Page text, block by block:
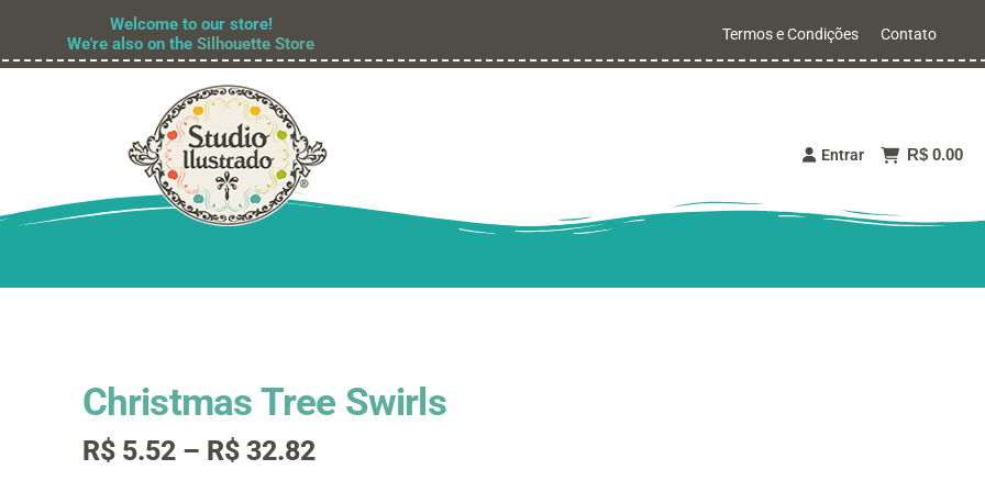
Welcome to our store!
We're also on theSilhouette Store Termos e Condições Contato
Entrar R$ 0.00
Christmas Tree Swirls
R$5.52 – R$32.82Faixa